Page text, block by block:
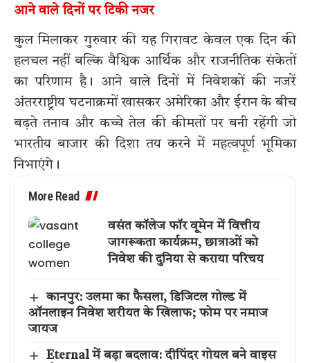
आने वाले दिनों पर टिकी नजर
कुल मिलाकर गुरुवार की यह गिरावट केवल एक दिन की
हलचल नहीं बल्कि वैश्विक आर्थिक और राजनीतिक संकेतों
का परिणाम है। आने वाले दिनों में निवेशकों की नजरें
अंतरराष्ट्रीय घटनाक्रमों खासकर अमेरिका और ईरान के बीच
बढ़ते तनाव और कच्चे तेल की कीमतों पर बनी रहेंगी जो
भारतीय बाजार की दिशा तय करने में महत्वपूर्ण भूमिका
निभाएंगे।
More Read
वसंत कॉलेज फॉर वूमेन में वित्तीय
जागरूकता कार्यक्रम, छात्राओं को
निवेश की दुनिया से कराया परिचय
कानपुर: उलमा का फैसला, डिजिटल गोल्ड में
ऑनलाइन निवेश शरीयत के खिलाफ; फोम पर नमाज
जायज
Eternal में बड़ा बदलाव: दीपिंदर गोयल बने वाइस